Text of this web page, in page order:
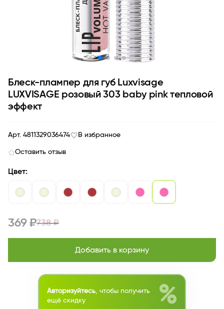
Блеск-плампер для губ Luxvisage
LUXVISAGE розовый 303 baby pink тепловой
эффект
Арт. 4811329036474 В избранное
Оставить отзыв
Цвет:
369 ₽738 ₽
Добавить в корзину
Авторизуйтесь , чтобы получить
ещё скидку
%